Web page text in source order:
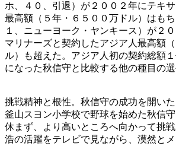
ホ、４０、引退）が２００２年にテキ
最高額（５年・６５００万ドル）はも
１、ニューヨーク・ヤンキース）が２
マリナーズと契約したアジア人最高額
ル）も超えた。アジア人初の契約総額
になった秋信守と比較する他の種目の選
挑戦精神と根性。秋信守の成功を開いた
釜山スヨン小学校で野球を始めた秋信
休まず、より高いところへ向かって挑
浩の活躍をテレビで見ながら、漠然と